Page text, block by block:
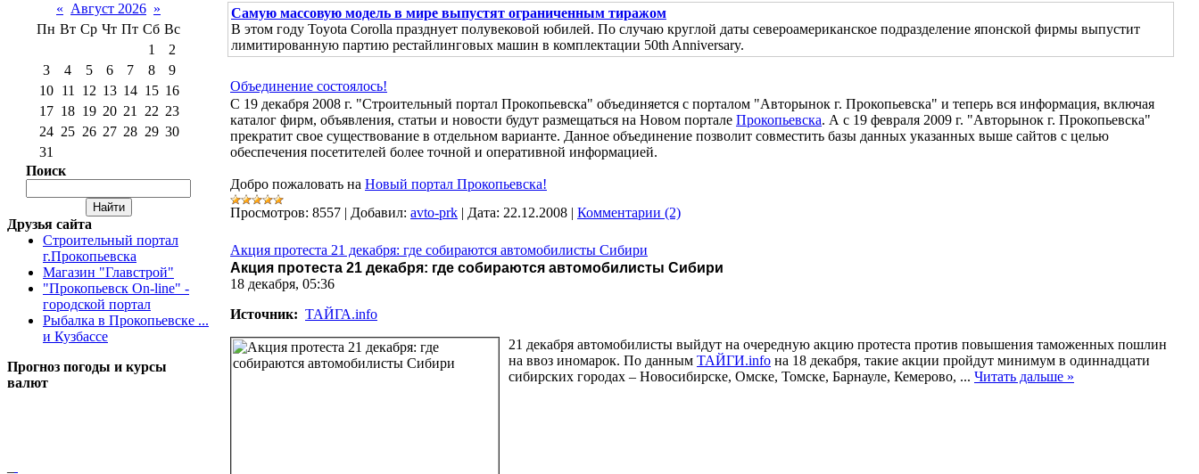
« Август 2026 »
Пн Вт Ср Чт Пт Сб Вс
1
2
3
4 5 6 7 8
9
10
11 12 13 14 15 16
17 18 19 20 21 22 23
24 25 26 27 28 29 30
31
Поиск
Друзья сайта
Строительный портал
г.Прокопьевска
Магазин "Главстрой"
"Прокопьевск On-line" -
городской портал
Рыбалка в Прокопьевске ...
и Кузбассе
Прогноз погоды и курсы
валют
Самую массовую модель в мире выпустят ограниченным тиражом
В этом году Toyota Corolla празднует полувековой юбилей. По случаю круглой даты североамериканское подразделение японской фирмы выпустит
лимитированную партию рестайлинговых машин в комплектации 50th Anniversary.
Объединение состоялось!
С 19 декабря 2008 г. "Строительный портал Прокопьевска" объединяется с порталом "Авторынок г. Прокопьевска" и теперь вся информация, включая
каталог фирм, объявления, статьи и новости будут размещаться на Новом портале Прокопьевска. А с 19 февраля 2009 г. "Авторынок г. Прокопьевска"
прекратит свое существование в отдельном варианте. Данное объединение позволит совместить базы данных указанных выше сайтов с целью
обеспечения посетителей более точной и оперативной информацией.
Добро пожаловать на Новый портал Прокопьевска!
Просмотров: 8557 | Добавил: avto-prk | Дата: 22.12.2008 | Комментарии (2)
Акция протеста 21 декабря: где собираются автомобилисты Сибири
Акция протеста 21 декабря: где собираются автомобилисты Сибири
18 декабря, 05:36
Источник: ТАЙГА.info
21 декабря автомобилисты выйдут на очередную акцию протеста против повышения таможенных пошлин
на ввоз иномарок. По данным ТАЙГИ.info на 18 декабря, такие акции пройдут минимум в одиннадцати
сибирских городах – Новосибирске, Омске, Томске, Барнауле, Кемерово, ... Читать дальше »